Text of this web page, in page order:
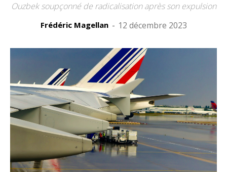
Ouzbek soupçonné de radicalisation après son expulsion
Frédéric Magellan - 12 décembre 2023